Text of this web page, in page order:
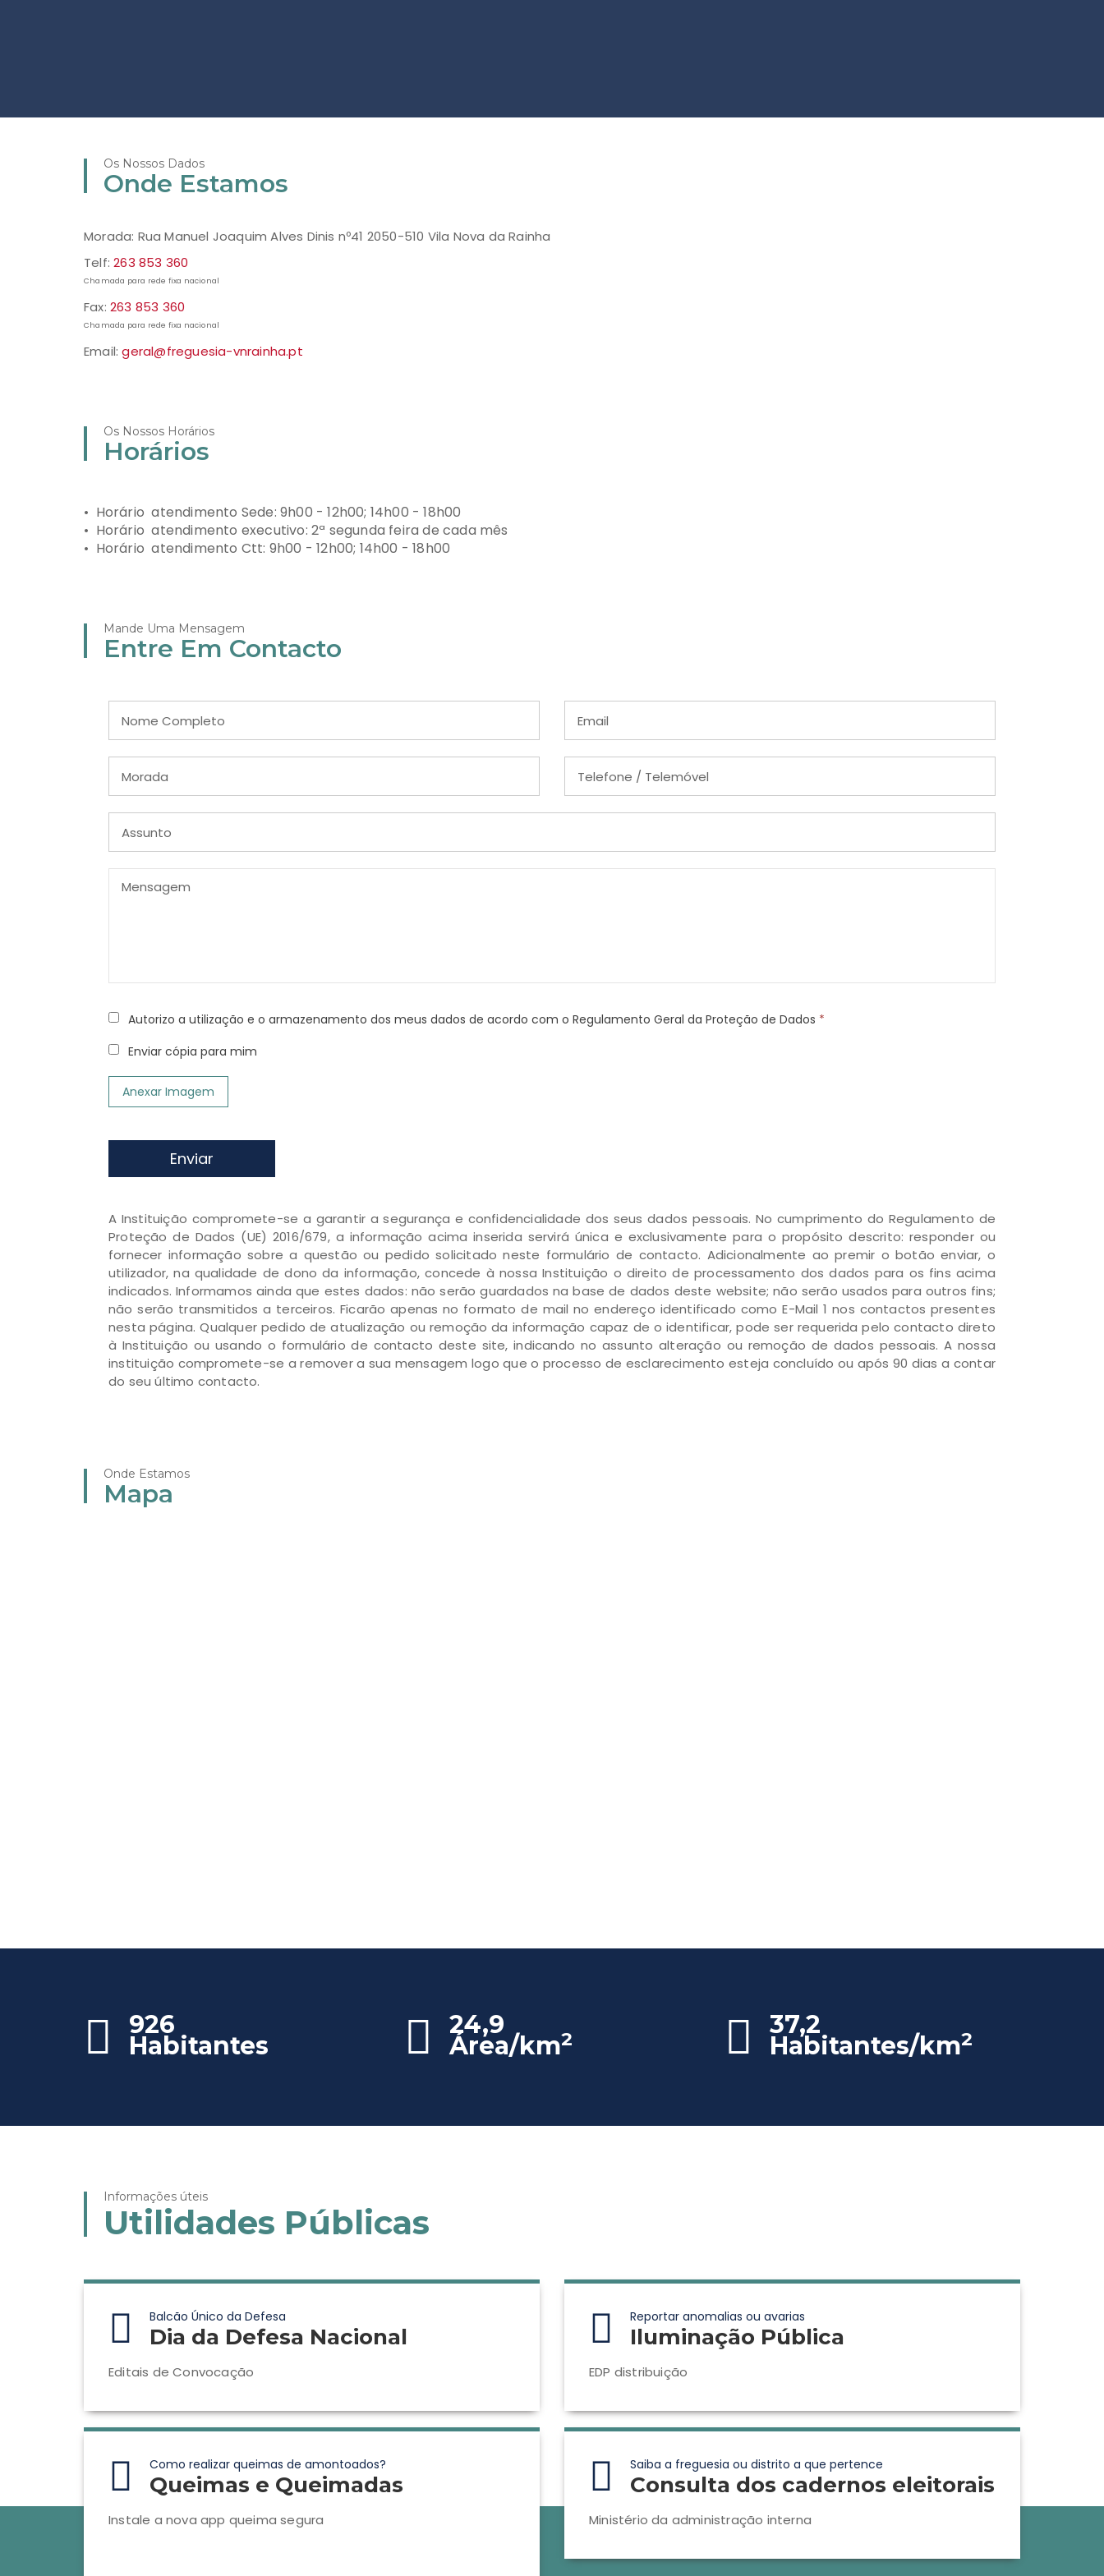
Os Nossos Dados
Onde Estamos
Morada: Rua Manuel Joaquim Alves Dinis nº41 2050-510 Vila Nova da Rainha
Telf:263 853 360
Chamada para rede fixa nacional
Fax: 263 853 360
Chamada para rede fixa nacional
Email:geral@freguesia-vnrainha.pt
Os Nossos Horários
Horários
• Horário atendimento Sede: 9h00 - 12h00; 14h00 - 18h00
• Horário atendimento executivo: 2ª segunda feira de cada mês
• Horário atendimento Ctt: 9h00 - 12h00; 14h00 - 18h00
Mande Uma Mensagem
Entre Em Contacto
Autorizo a utilização e o armazenamento dos meus dados de acordo com o Regulamento Geral da Proteção de Dados *
Enviar cópia para mim
Anexar Imagem
Enviar
A Instituição compromete-se a garantir a segurança e confidencialidade dos seus dados pessoais. No cumprimento do Regulamento de
Proteção de Dados (UE) 2016/679, a informação acima inserida servirá única e exclusivamente para o propósito descrito: responder ou
fornecer informação sobre a questão ou pedido solicitado neste formulário de contacto. Adicionalmente ao premir o botão enviar, o
utilizador, na qualidade de dono da informação, concede à nossa Instituição o direito de processamento dos dados para os fins acima
indicados. Informamos ainda que estes dados: não serão guardados na base de dados deste website; não serão usados para outros fins;
não serão transmitidos a terceiros. Ficarão apenas no formato de mail no endereço identificado como E-Mail 1 nos contactos presentes
nesta página. Qualquer pedido de atualização ou remoção da informação capaz de o identificar, pode ser requerida pelo contacto direto
à Instituição ou usando o formulário de contacto deste site, indicando no assunto alteração ou remoção de dados pessoais. A nossa
instituição compromete-se a remover a sua mensagem logo que o processo de esclarecimento esteja concluído ou após 90 dias a contar
do seu último contacto.
Onde Estamos
Mapa
926
Habitantes
24,9
Área/km2 37,2
Habitantes/km2
Informações úteis
Utilidades Públicas
Balcão Único da Defesa
Dia da Defesa Nacional
Editais de Convocação
Reportar anomalias ou avarias
Iluminação Pública
EDP distribuição
Como realizar queimas de amontoados?
Queimas e Queimadas
Instale a nova app queima segura
Saiba a freguesia ou distrito a que pertence
Consulta dos cadernos eleitorais
Ministério da administração interna